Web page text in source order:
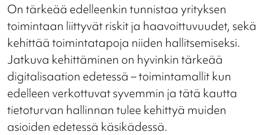
On tärkeää edelleenkin tunnistaa yrityksen
toimintaan liittyvät riskit ja haavoittuvuudet, sekä
kehittää toimintatapoja niiden hallitsemiseksi.
Jatkuva kehittäminen on hyvinkin tärkeää
digitalisaation edetessä – toimintamallit kun
edelleen verkottuvat syvemmin ja tätä kautta
tietoturvan hallinnan tulee kehittyä muiden
asioiden edetessä käsikädessä.